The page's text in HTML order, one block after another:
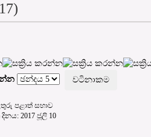
පළාත් සභාව
2017 ජූලි 10